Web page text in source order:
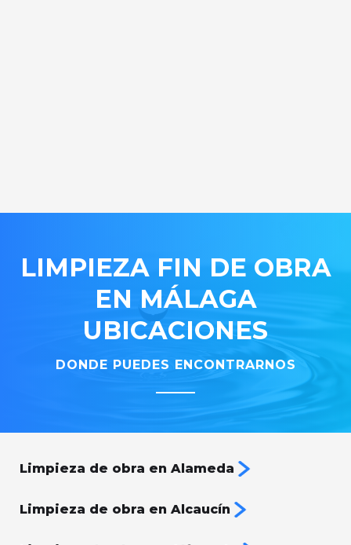
LIMPIEZA FIN DE OBRA
EN MÁLAGA
UBICACIONES
DONDE PUEDES ENCONTRARNOS
Limpieza de obra en Alameda
Limpieza de obra en Alcaucín